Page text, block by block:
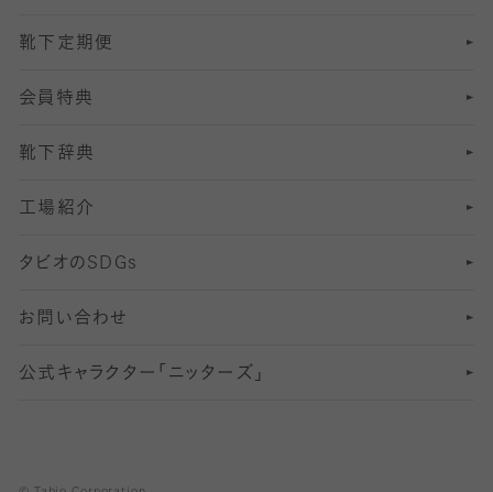
12分丈レギンス
13分丈レギンス
SSサイズ（21～23cm）
Sサイズ（22～25cm）
Mサイズ（25～27cm）
Lサイズ（27～29cm）
むくみ対策
足の疲れ対策
足の臭い対策
冷え対策
靴ずれ対策
快適な睡眠対策
靴下定期便
会員特典
靴下辞典
工場紹介
タビオのSDGs
お問い合わせ
公式キャラクター「ニッターズ」